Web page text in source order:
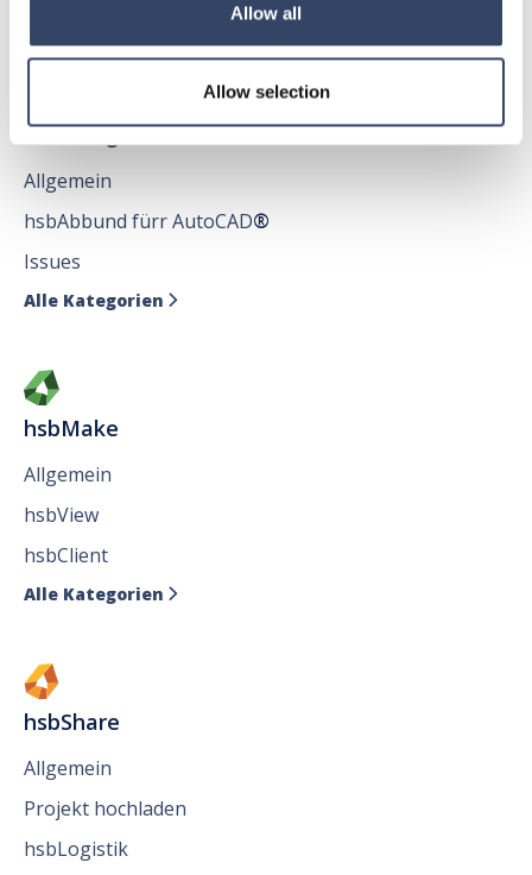
Allow all
Allow selection
hsbDesign für AutoCAD®
Allgemein
hsbAbbund fürr AutoCAD®
Issues
Alle Kategorien 
hsbMake
Allgemein
hsbView
hsbClient
Alle Kategorien 
hsbShare
Allgemein
Projekt hochladen
hsbLogistik